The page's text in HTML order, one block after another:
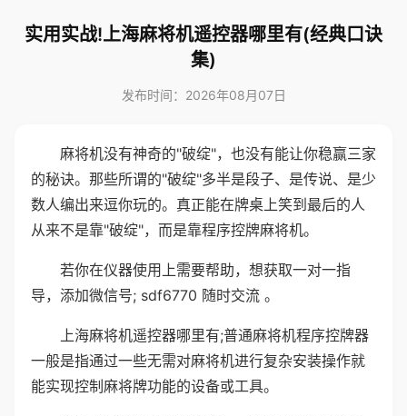
实用实战!上海麻将机遥控器哪里有(经典口诀
集)
发布时间：2026年08月07日
麻将机没有神奇的"破绽"，也没有能让你稳赢三家
的秘诀。那些所谓的"破绽"多半是段子、是传说、是少
数人编出来逗你玩的。真正能在牌桌上笑到最后的人
从来不是靠"破绽"，而是靠程序控牌麻将机。
若你在仪器使用上需要帮助，想获取一对一指
导，添加微信号; sdf6770 随时交流 。
上海麻将机遥控器哪里有;普通麻将机程序控牌器
一般是指通过一些无需对麻将机进行复杂安装操作就
能实现控制麻将牌功能的设备或工具。